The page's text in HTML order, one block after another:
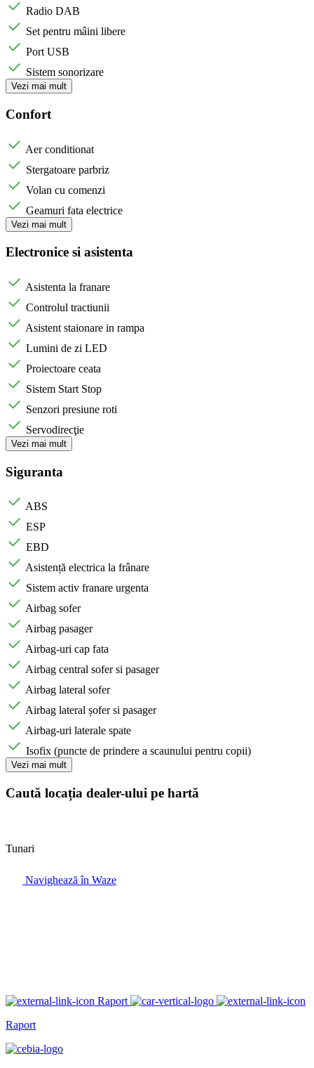
Radio DAB
Set pentru mâini libere
Port USB
Sistem sonorizare
Vezi mai mult
Confort
Aer conditionat
Stergatoare parbriz
Volan cu comenzi
Geamuri fata electrice
Vezi mai mult
Electronice si asistenta
Asistenta la franare
Controlul tractiunii
Asistent staionare in rampa
Lumini de zi LED
Proiectoare ceata
Sistem Start Stop
Senzori presiune roti
Servodirecţie
Vezi mai mult
Siguranta
ABS
ESP
EBD
Asistență electrica la frânare
Sistem activ franare urgenta
Airbag sofer
Airbag pasager
Airbag-uri cap fata
Airbag central sofer si pasager
Airbag lateral sofer
Airbag lateral șofer si pasager
Airbag-uri laterale spate
Isofix (puncte de prindere a scaunului pentru copii)
Vezi mai mult
Caută locația dealer-ului pe hartă
Tunari
Navighează în Waze
Raport
Raport